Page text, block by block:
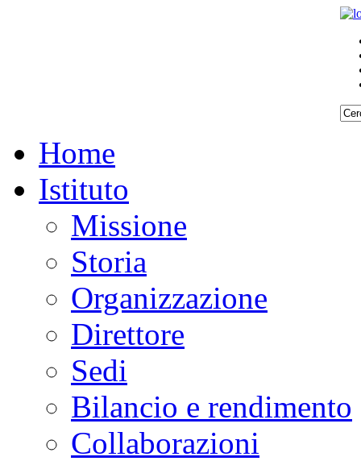
Home
Istituto
Missione
Storia
Organizzazione
Direttore
Sedi
Bilancio e rendimento
Collaborazioni